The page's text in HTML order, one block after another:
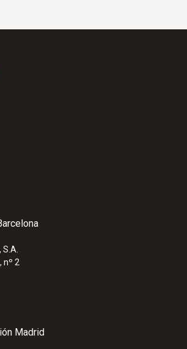
de temperaturas del proceso y
entornos agresivos
nº 2
Madrid